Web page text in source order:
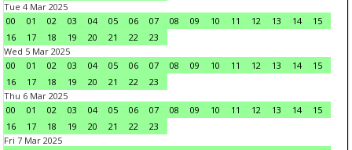
Tue 4 Mar 2025
00
01 02 03 04 05 06 07 08 09 10 11 12 13 14
15
16
17 18 19 20 21 22
23
Wed 5 Mar 2025
00
01 02 03 04 05 06 07 08 09 10 11 12 13 14
15
16
17 18 19 20 21 22
23
Thu 6 Mar 2025
00
01 02 03 04 05 06 07 08 09 10 11 12 13 14
15
16
17 18 19 20 21 22
23
Fri 7 Mar 2025